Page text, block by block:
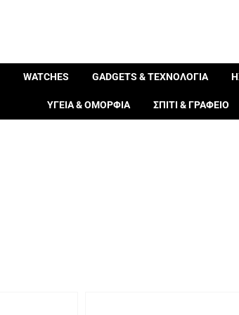
WATCHES GADGETS & ΤΕΧΝΟΛΟΓΙΑ
ΥΓΕΙΑ & ΟΜΟΡΦΙΑ ΣΠΙΤΙ & ΓΡΑΦΕΙΟ